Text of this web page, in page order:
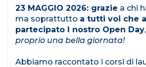
23 MAGGIO 2026: grazie a chi
ma soprattutto a tutti voi che
partecipato l nostro Open Day,
proprio una bella giornata!
Abbiamo raccontato i corsi di